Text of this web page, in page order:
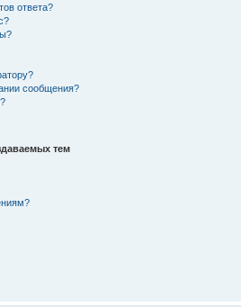
ответа?
сообщения?
тем